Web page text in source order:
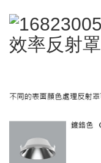
效率反射罩